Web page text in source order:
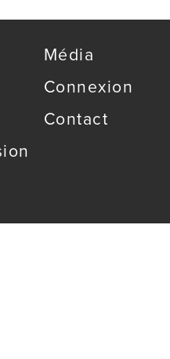
Média
Connexion
Contact